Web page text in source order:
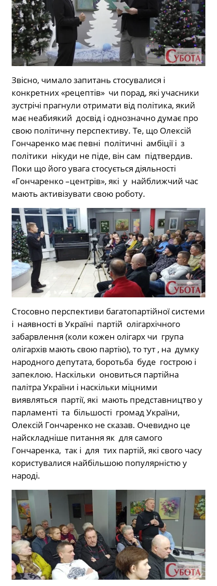
Звісно, чимало запитань стосувалися і
конкретних «рецептів» чи порад, які учасники
зустрічі прагнули отримати від політика, який
має неабиякий досвід і однозначно думає про
свою політичну перспективу. Те, що Олексій
Гончаренко має певні політичні амбіції і з
політики нікуди не піде, він сам підтвердив.
Поки що його увага стосується діяльності
«Гончаренко –центрів», які у найближчий час
мають активізувати свою роботу.
Стосовно перспективи багатопартійної системи
і наявності в Україні партій олігархічного
забарвлення (коли кожен олігарх чи група
олігархів мають свою партію), то тут , на думку
народного депутата, боротьба буде гострою і
запеклою. Наскільки оновиться партійна
палітра України і наскільки міцними
виявляться партії, які мають представництво у
парламенті та більшості громад України,
Олексій Гончаренко не сказав. Очевидно це
найскладніше питання як для самого
Гончаренка, так і для тих партій, які свого часу
користувалися найбільшою популярністю у
народі.